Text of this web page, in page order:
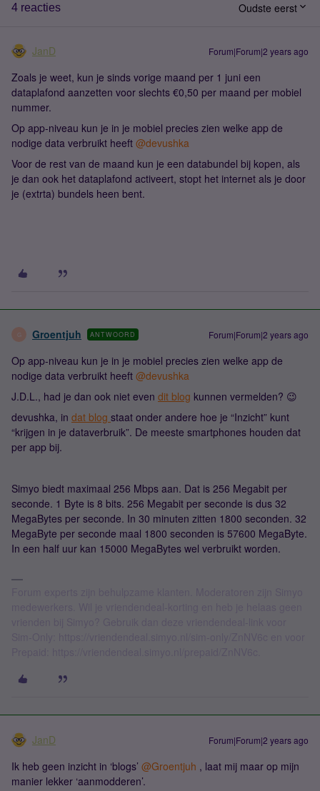
4 reacties Oudste eerst
JanD Forum|Forum|2 years ago
Zoals je weet, kun je sinds vorige maand per 1 juni een
dataplafond aanzetten voor slechts €0,50 per maand per mobiel
nummer.
Op app-niveau kun je in je mobiel precies zien welke app de
nodige data verbruikt heeft @devushka
Voor de rest van de maand kun je een databundel bij kopen, als
je dan ook het dataplafond activeert, stopt het internet als je door
je (extrta) bundels heen bent.
G Groentjuh ANTWOORD Forum|Forum|2 years ago
Op app-niveau kun je in je mobiel precies zien welke app de
nodige data verbruikt heeft @devushka
J.D.L., had je dan ook niet even dit blog kunnen vermelden? 😉
devushka, in dat blog staat onder andere hoe je “Inzicht” kunt
“krijgen in je dataverbruik”. De meeste smartphones houden dat
per app bij.
Simyo biedt maximaal 256 Mbps aan. Dat is 256 Megabit per
seconde. 1 Byte is 8 bits. 256 Megabit per seconde is dus 32
MegaBytes per seconde. In 30 minuten zitten 1800 seconden. 32
MegaByte per seconde maal 1800 seconden is 57600 MegaByte.
In een half uur kan 15000 MegaBytes wel verbruikt worden.
JanD Forum|Forum|2 years ago
Ik heb geen inzicht in ‘blogs’ @Groentjuh , laat mij maar op mijn
manier lekker ‘aanmodderen’.